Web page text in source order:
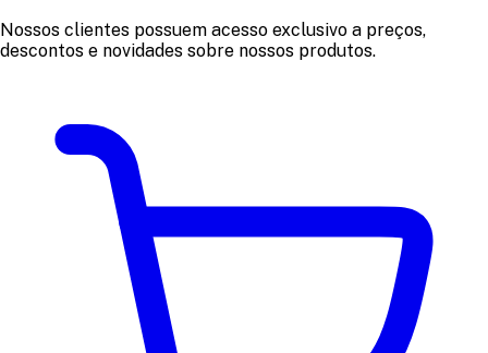
Nossos clientes possuem acesso exclusivo a preços,
descontos e novidades sobre nossos produtos.